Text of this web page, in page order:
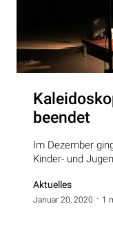
beendet
Im Dezember
Kinder- und
Aktuelles
Januar 20, 2020 1